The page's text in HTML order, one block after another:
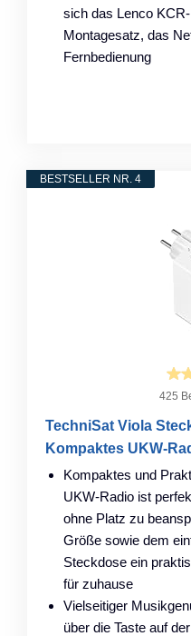
sich das Lenco
Montagesatz, das
Fernbedienung
BESTSELLER NR. 4
425
TechniSat Viola
Kompaktes UKW-
Kompaktes und
UKW-Radio ist
ohne Platz zu
Größe sowie dem
Steckdose ein
für zuhause
Vielseitiger
über die Taste auf